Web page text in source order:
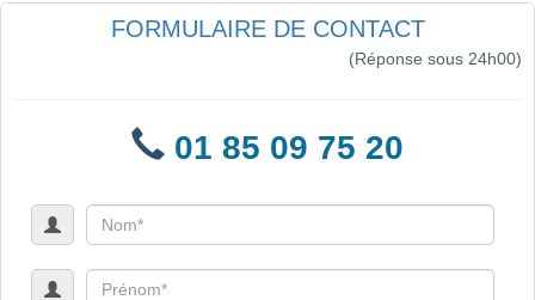
FORMULAIRE DE CONTACT
(Réponse sous 24h00)
01 85 09 75 20